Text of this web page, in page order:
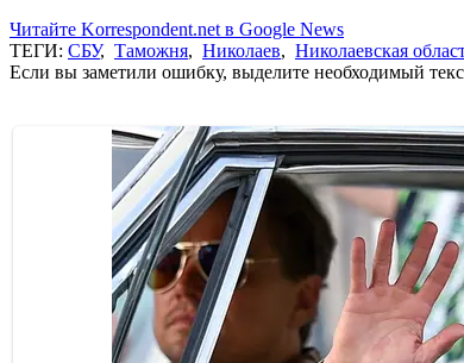
Читайте Korrespondent.net в Google News
ТЕГИ: СБУ, Таможня, Николаев, Николаевская
Если вы заметили ошибку, выделите необходимый